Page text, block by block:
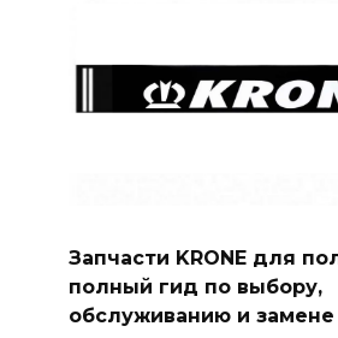
Запчасти KRONE для
полный гид по выбору,
обслуживанию и